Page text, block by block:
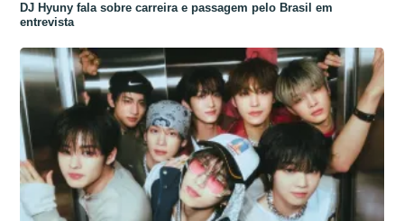
DJ Hyuny fala sobre carreira e passagem pelo Brasil em
entrevista